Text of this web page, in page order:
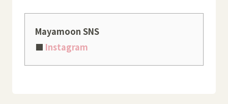
Mayamoon SNS
■ Instagram